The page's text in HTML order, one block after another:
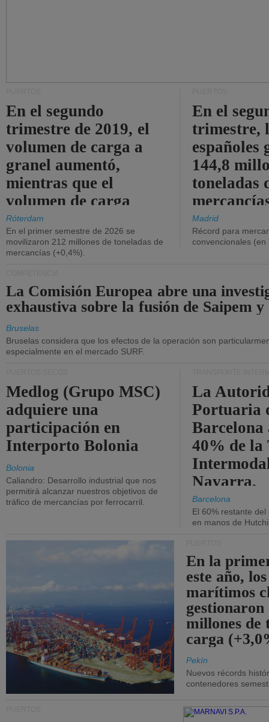
En el segundo
trimestre de 2019, el
volumen de carga a
granel aumentó,
mientras que el
volumen de carga
general disminuyó.
Róterdam
En el primer semestre de 2026 se
movilizaron 212 millones de toneladas de
mercancías (+0,4%).
En el
trimestre,
españoles
144,8
toneladas
Madrid
Récord para
convencionales (en
La Comisión Europea abre una
exhaustiva sobre la fusión de Saipem y
Bruselas
Bruselas considera que los efectos de la operación son
especialmente en el mercado SURF.
Medlog (Grupo MSC)
adquiere una
participación en
Interporto Bolonia
Bolonia
Caliandro: Desarrollo industrial que nos
permitirá alcanzar nuestros objetivos de
tráfico de mercancías por ferrocarril.
La
Portuaria
40% de la
Navarra.
Barcelona
El 60% restante
en manos de
En la
este año,
marítimos
gestionaron
millones de
carga
Pekín
Nuevos récords
contenedores